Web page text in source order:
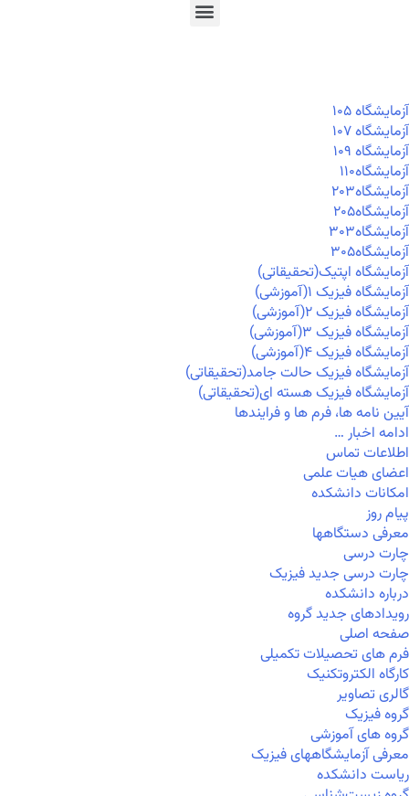
آزمايشگاه ۱۰۵
آزمايشگاه ۱۰۷
آزمايشگاه ۱۰۹
آزمايشگاه۱۱۰
آزمايشگاه۲۰۳
آزمايشگاه۲۰۵
آزمايشگاه۳۰۳
آزمايشگاه۳۰۵
آزمایشگاه اپتیک(تحقیقاتی)
آزمایشگاه فیزیک ۱(آموزشی)
آزمایشگاه فیزیک ۲(آموزشی)
آزمایشگاه فیزیک ۳(آموزشی)
آزمایشگاه فیزیک ۴(آموزشی)
آزمایشگاه فیزیک حالت جامد(تحقیقاتی)
آزمایشگاه فیزیک هسته ای(تحقیقاتی)
آیین نامه ها، فرم ها و فرایندها
ادامه اخبار …
اطلاعات تماس
اعضای هیات علمی
امکانات دانشکده
پیام روز
معرفی دستگاهها
چارت درسی
چارت درسی جدید فیزیک
درباره دانشکده
رویدادهای جدید گروه
صفحه اصلی
فرم های تحصیلات تکمیلی
کارگاه الکتروتکنیک
گالری تصاویر
گروه فیزیک
گروه های آموزشی
معرفی آزمایشگاههای فیزیک
ریاست دانشکده